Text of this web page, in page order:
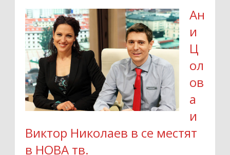
Ан
и
Ц
ол
ов
а
и
Виктор Николаев в се местят
в НОВА тв.